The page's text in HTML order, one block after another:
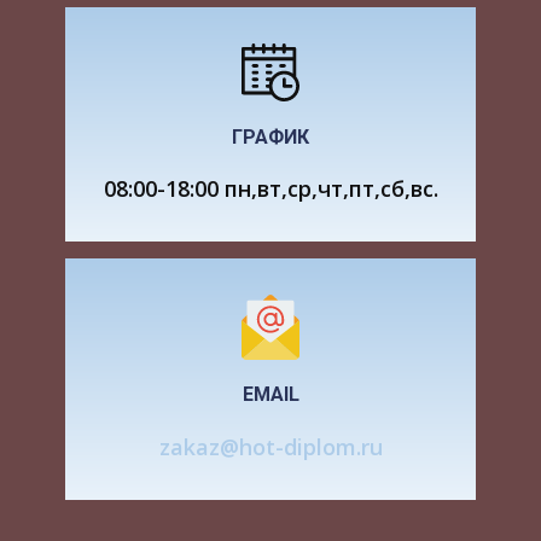
Правительства РФ от 19.01.98 № 55. Кроме того,
действуют: - - - 1.3 Для правильного
руководства деятельностью торгового
предприятия необходимо располагать полной,
точной, объективной, своевременной и
информацией. Это достигается ведение
деятельности торгового предприятия лежат
процессы приобретения, хранения и
учета в торговле являются: контроль за
представление руководству информации о
ГРАФИК
08:00-18:00 пн,вт,ср,чт,пт,сб,вс.
EMAIL
zakaz@hot-diplom.ru